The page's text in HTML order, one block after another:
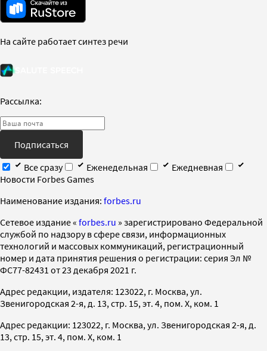
На сайте работает синтез речи
Рассылка:
Подписаться
Все сразу
Еженедельная
Ежедневная
Новости Forbes Games
Наименование издания: forbes.ru
Cетевое издание « forbes.ru » зарегистрировано Федеральной
службой по надзору в сфере связи, информационных
технологий и массовых коммуникаций, регистрационный
номер и дата принятия решения о регистрации: серия Эл №
ФС77-82431 от 23 декабря 2021 г.
Адрес редакции, издателя: 123022, г. Москва, ул.
Звенигородская 2-я, д. 13, стр. 15, эт. 4, пом. X, ком. 1
Адрес редакции: 123022, г. Москва, ул. Звенигородская 2-я, д.
13, стр. 15, эт. 4, пом. X, ком. 1